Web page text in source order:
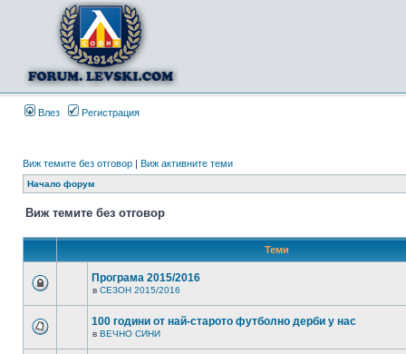
Влез Регистрация
Виж темите без отговор | Виж активните теми
Начало форум
Виж темите без отговор
Теми
Програма 2015/2016
в СЕЗОН 2015/2016
100 години от най-старото футболно дерби у нас
в ВЕЧНО СИНИ